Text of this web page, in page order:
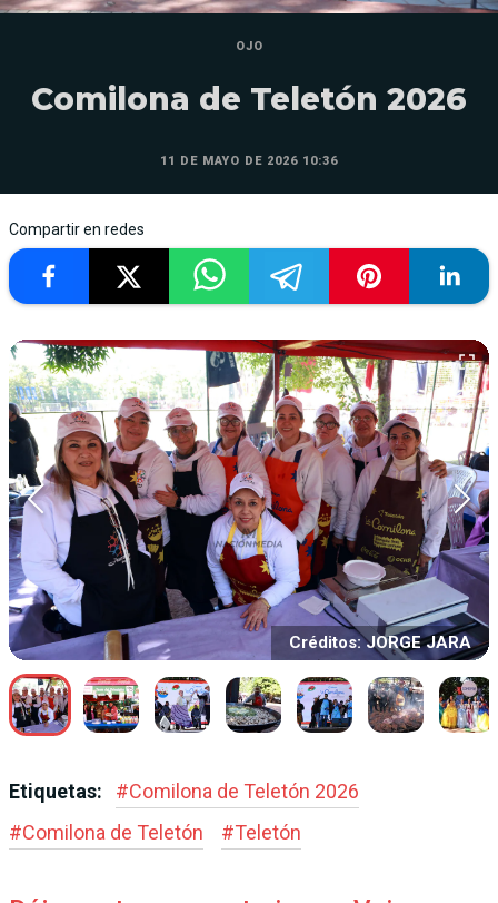
OJO
Comilona de Teletón 2026
11 DE MAYO DE 2026 10:36
Compartir en redes
Créditos: JORGE JARA
Etiquetas: #Comilona de Teletón 2026
#Comilona de Teletón #Teletón